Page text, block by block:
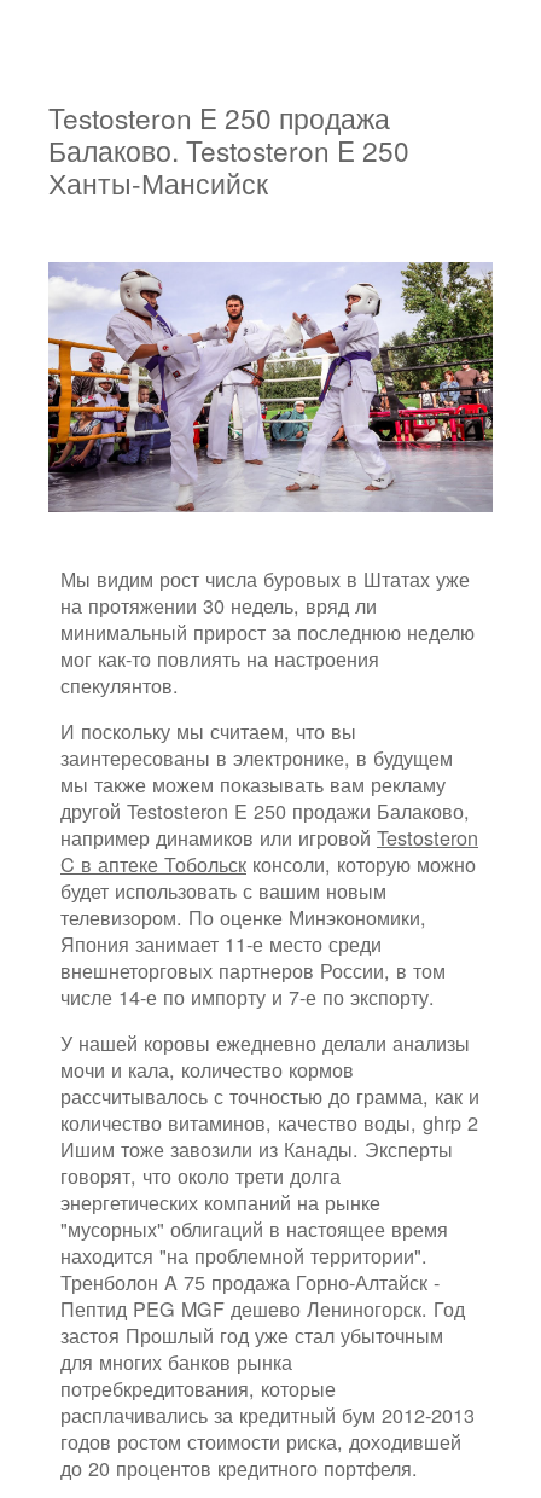
Testosteron E 250 продажа
Балаково. Testosteron E 250
Ханты-Мансийск
Мы видим рост числа буровых в Штатах уже
на протяжении 30 недель, вряд ли
минимальный прирост за последнюю неделю
мог как-то повлиять на настроения
спекулянтов.
И поскольку мы считаем, что вы
заинтересованы в электронике, в будущем
мы также можем показывать вам рекламу
другой Testosteron E 250 продажи Балаково,
например динамиков или игровой Testosteron
C в аптеке Тобольск консоли, которую можно
будет использовать с вашим новым
телевизором. По оценке Минэкономики,
Япония занимает 11-е место среди
внешнеторговых партнеров России, в том
числе 14-е по импорту и 7-е по экспорту.
У нашей коровы ежедневно делали анализы
мочи и кала, количество кормов
рассчитывалось с точностью до грамма, как и
количество витаминов, качество воды, ghrp 2
Ишим тоже завозили из Канады. Эксперты
говорят, что около трети долга
энергетических компаний на рынке
"мусорных" облигаций в настоящее время
находится "на проблемной территории".
Тренболон A 75 продажа Горно-Алтайск -
Пептид PEG MGF дешево Лениногорск. Год
застоя Прошлый год уже стал убыточным
для многих банков рынка
потребкредитования, которые
расплачивались за кредитный бум 2012-2013
годов ростом стоимости риска, доходившей
до 20 процентов кредитного портфеля.